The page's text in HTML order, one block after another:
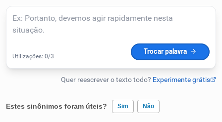
Humanizador de IA
Cata-letras
Estes sinônimos foram úteis? Sim Não